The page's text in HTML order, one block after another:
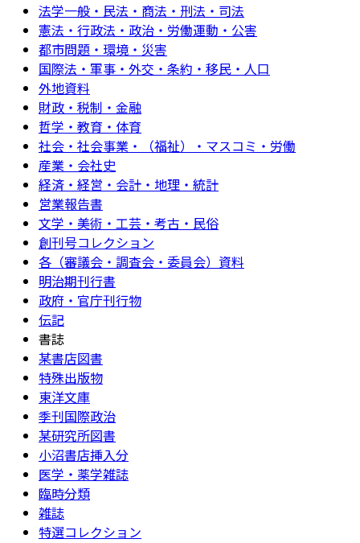
法学一般・民法・商法・刑法・司法
憲法・行政法・政治・労働運動・公害
都市問題・環境・災害
国際法・軍事・外交・条約・移民・人口
外地資料
財政・税制・金融
哲学・教育・体育
社会・社会事業・（福祉）・マスコミ・労働
産業・会社史
経済・経営・会計・地理・統計
営業報告書
文学・美術・工芸・考古・民俗
創刊号コレクション
各（審議会・調査会・委員会）資料
明治期刊行書
政府・官庁刊行物
伝記
書誌
某書店図書
特殊出版物
東洋文庫
季刊国際政治
某研究所図書
小沼書店挿入分
医学・薬学雑誌
臨時分類
雑誌
特選コレクション